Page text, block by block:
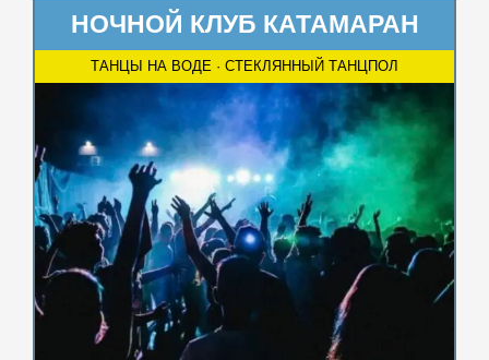
НОЧНОЙ КЛУБ КАТАМАРАН
ТАНЦЫ НА ВОДЕ · СТЕКЛЯННЫЙ ТАНЦПОЛ